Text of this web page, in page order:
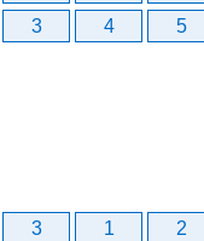
3 4 5
3 1 2